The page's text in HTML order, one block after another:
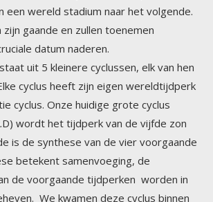
datum naderen.
uit 5 kleinere cyclussen, elk van hen
cyclus heeft zijn eigen wereldtijdperk
cyclus. Onze huidige grote cyclus
wordt het tijdperk van de vijfde zon
is de synthese van de vier voorgaande
betekent samenvoeging, de
de voorgaande tijdperken worden in
We kwamen deze cyclus binnen
BC, in de Maya teksten beschreven